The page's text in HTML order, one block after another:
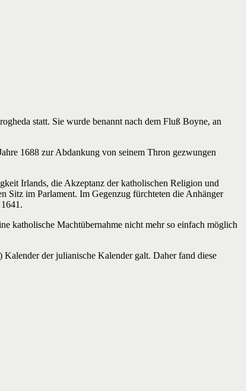
statt. Sie wurde benannt nach dem Fluß Boyne, an
1688 zur Abdankung von seinem Thron gezwungen
Irlands, die Akzeptanz der katholischen Religion und
Sitz im Parlament. Im Gegenzug fürchteten die Anhänger
katholische Machtübernahme nicht mehr so einfach möglich
der julianische Kalender galt. Daher fand diese